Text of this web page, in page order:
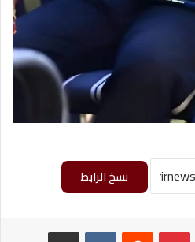
نسخ الرابط
بينتيريست